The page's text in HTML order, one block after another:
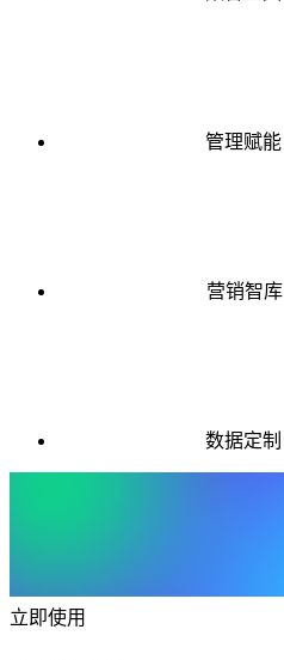
管理赋能
营销智库
数据定制
立即使用